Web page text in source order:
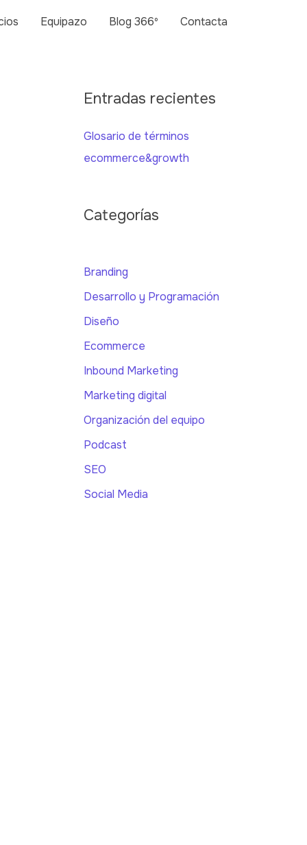
Equipazo Blog 366º Contacta
Entradas recientes
Glosario de términos
ecommerce&growth
Categorías
Branding
Desarrollo y Programación
Diseño
Ecommerce
Inbound Marketing
Marketing digital
Organización del equipo
Podcast
SEO
Social Media